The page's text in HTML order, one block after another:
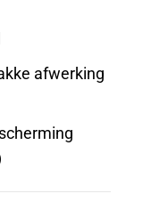
afwerking